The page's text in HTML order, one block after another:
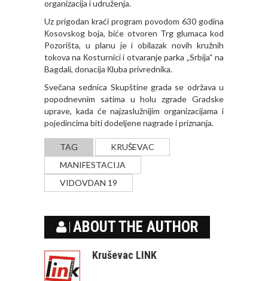
organizacija i udruženja.
Uz prigodan kraći program povodom 630 godina
Кosovskog boja, biće otvoren Trg glumaca kod
Pozorišta, u planu je i obilazak novih kružnih
tokova na Кosturnici i otvaranje parka „Srbija“ na
Bagdali, donacija Кluba privrednika.
Svečana sednica Skupštine grada se održava u
popodnevnim satima u holu zgrade Gradske
uprave, kada će najzaslužnijim organizacijama i
pojedincima biti dodeljene nagrade i priznanja.
TAG
KRUŠEVAC
MANIFESTACIJA
VIDOVDAN 19
ABOUT THE AUTHOR
Kruševac LINK